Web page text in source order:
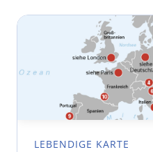
LEBENDIGE KARTE